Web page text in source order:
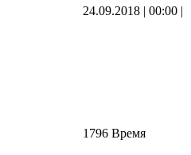
24.09.2018 | 00:00 |
1796 Время